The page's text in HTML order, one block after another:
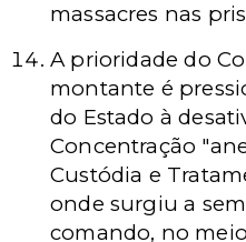
massacres nas
A prioridade do
montante é
do Estado à
Concentração
Custódia e
onde surgiu a
comando, no